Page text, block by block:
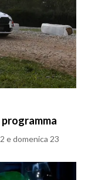
e domenica 23